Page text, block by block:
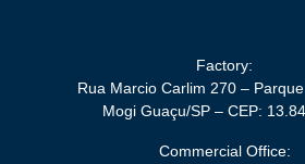
Factory:
Rua Marcio Carlim 270 –
Mogi Guaçu/SP – CEP:
Commercial Office: